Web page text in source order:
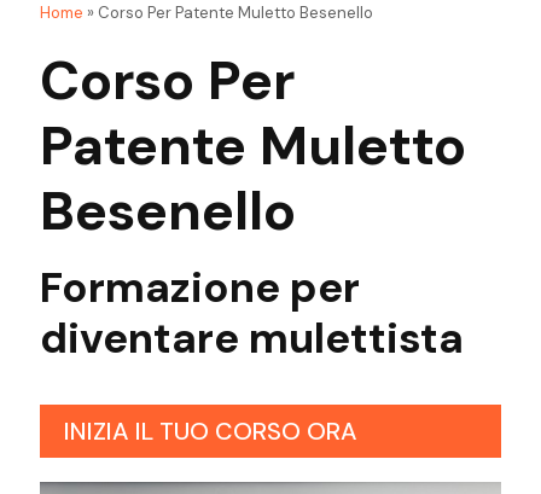
Home » Corso Per Patente Muletto Besenello
Corso Per
Patente Muletto
Besenello
Formazione per
diventare mulettista
INIZIA IL TUO CORSO ORA